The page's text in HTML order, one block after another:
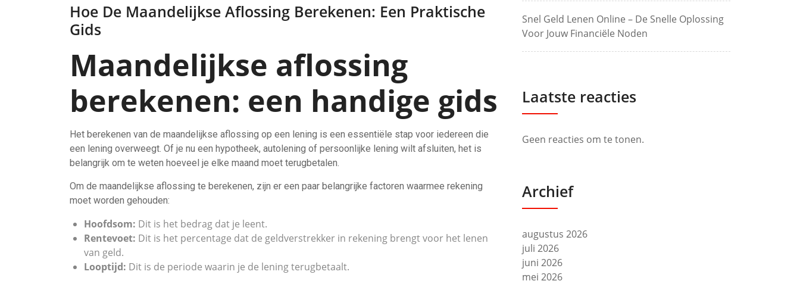
Hoe De Maandelijkse Aflossing Berekenen: Een Praktische
Gids
Maandelijkse aflossing
berekenen: een handige gids
Het berekenen van de maandelijkse aflossing op een lening is een essentiële stap voor iedereen die
een lening overweegt. Of je nu een hypotheek, autolening of persoonlijke lening wilt afsluiten, het is
belangrijk om te weten hoeveel je elke maand moet terugbetalen.
Om de maandelijkse aflossing te berekenen, zijn er een paar belangrijke factoren waarmee rekening
moet worden gehouden:
Hoofdsom: Dit is het bedrag dat je leent.
Rentevoet: Dit is het percentage dat de geldverstrekker in rekening brengt voor het lenen
van geld.
Looptijd: Dit is de periode waarin je de lening terugbetaalt.
Snel Geld Lenen Online – De Snelle Oplossing
Voor Jouw Financiële Noden
Laatste reacties
Geen reacties om te tonen.
Archief
augustus 2026
juli 2026
juni 2026
mei 2026